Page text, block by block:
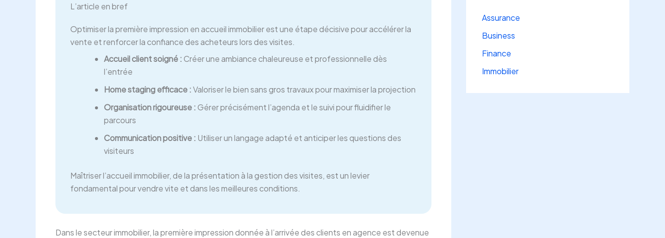
L’article en bref
Optimiser la première impression en accueil immobilier est une étape décisive pour accélérer la
vente et renforcer la confiance des acheteurs lors des visites.
Accueil client soigné :Créer une ambiance chaleureuse et professionnelle dès
l’entrée
Home staging efficace :Valoriser le bien sans gros travaux pour maximiser la projection
Organisation rigoureuse :Gérer précisément l’agenda et le suivi pour fluidifier le
parcours
Communication positive : Utiliser un langage adapté et anticiper les questions des
visiteurs
Maîtriser l’accueil immobilier, de la présentation à la gestion des visites, est un levier
fondamental pour vendre vite et dans les meilleures conditions.
Dans le secteur immobilier, la première impression donnée à l’arrivée des clients en agence est devenue
Assurance
Business
Finance
Immobilier